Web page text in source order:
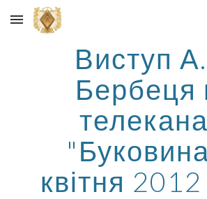
Skip to main content
Виступ
Бербеця
квітня